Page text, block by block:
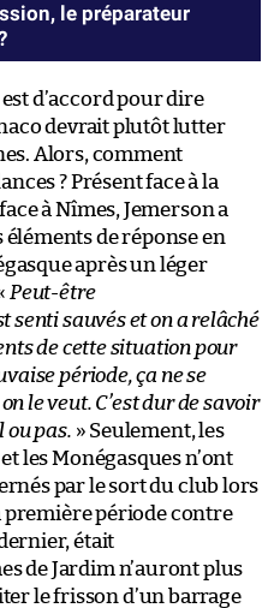
le préparateur
d’accord pour dire
devrait plutôt lutter
Alors, comment
? Présent face à la
à Nîmes, Jemerson a
de réponse en
après un léger
Peut-être
senti sauvés et on a relâché
de cette situation pour
période, ça ne se
le veut. C’est dur de savoir
ou pas. » Seulement, les
les Monégasques n’ont
par le sort du club lors
première période contre
était
de Jardim n’auront plus
le frisson d’un barrage